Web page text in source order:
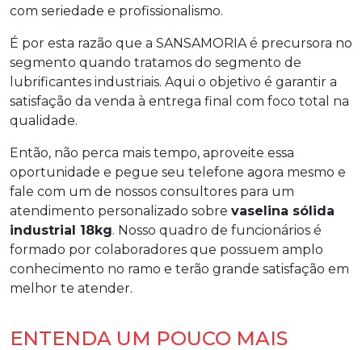
com seriedade e profissionalismo.
É por esta razão que a SANSAMORIA é precursora no
segmento quando tratamos do segmento de
lubrificantes industriais. Aqui o objetivo é garantir a
satisfação da venda à entrega final com foco total na
qualidade.
Então, não perca mais tempo, aproveite essa
oportunidade e pegue seu telefone agora mesmo e
fale com um de nossos consultores para um
atendimento personalizado sobre vaselina sólida
industrial 18kg. Nosso quadro de funcionários é
formado por colaboradores que possuem amplo
conhecimento no ramo e terão grande satisfação em
melhor te atender.
ENTENDA UM POUCO MAIS